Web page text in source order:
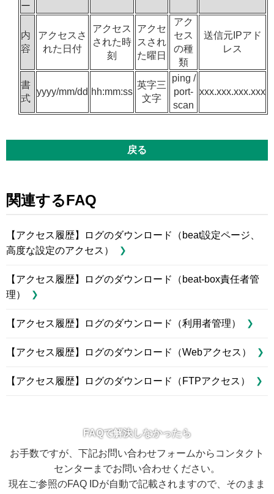
ー
内
容
アクセスさ
れた日付
アクセス
された時
刻
アクセ
スされ
た曜日
アク
セス
の種
類
送信元IPアド
レス
書
式
yyyy/mm/dd hh:mm:ss
英字三
文字
ping /
port-
scan
xxx.xxx.xxx.xxx
戻る
関連するFAQ
【アクセス履歴】ログのダウンロード（beat設定ページ、
高度な設定のアクセス）
【アクセス履歴】ログのダウンロード（beat-box責任者管
理）
【アクセス履歴】ログのダウンロード（利用者管理）
【アクセス履歴】ログのダウンロード（Webアクセス）
【アクセス履歴】ログのダウンロード（FTPアクセス）
FAQで解決しなかったら
お手数ですが、下記お問い合わせフォームからコンタクト
センターまでお問い合わせください。
現在ご参照のFAQ IDが自動で記載されますので、そのまま